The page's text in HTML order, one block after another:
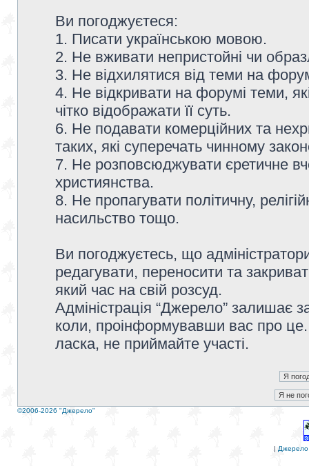
Ви погоджуєтеся:
1. Писати українською мовою.
2. Не вживати непристойні чи
3. Не відхилятися від теми на
4. Не відкривати на форумі теми,
чітко відображати її суть.
6. Не подавати комерційних та
таких, які суперечать чинному
7. Не розповсюджувати єретичне
християнства.
8. Не пропагувати політичну,
насильство тощо.
Ви погоджуєтесь, що
редагувати, переносити та
який час на свій розсуд.
Адміністрація “Джерело” залишає
коли, проінформувавши вас про
ласка, не приймайте участі.
©2006-2026 "Джерело"
| Джерело